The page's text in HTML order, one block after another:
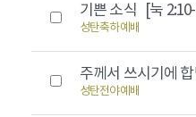
기쁜 소식 [눅
성탄축하예배
주께서 쓰시기에
성탄전야예배